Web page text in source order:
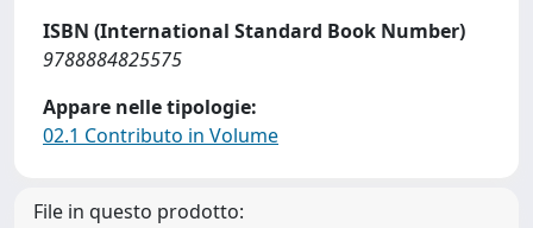
ISBN (International Standard Book Number)
9788884825575
Appare nelle tipologie:
02.1 Contributo in Volume
File in questo prodotto: